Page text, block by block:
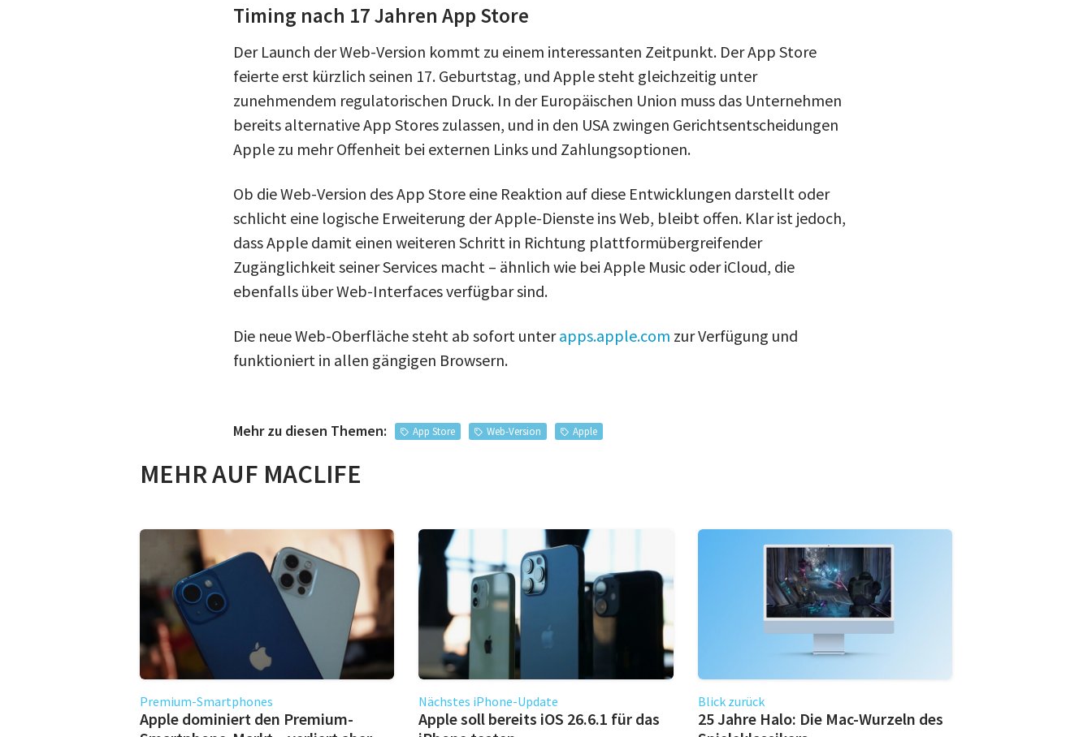
Timing nach 17 Jahren App Store
Der Launch der Web-Version kommt zu einem interessanten Zeitpunkt. Der App Store
feierte erst kürzlich seinen 17. Geburtstag, und Apple steht gleichzeitig unter
zunehmendem regulatorischen Druck. In der Europäischen Union muss das Unternehmen
bereits alternative App Stores zulassen, und in den USA zwingen Gerichtsentscheidungen
Apple zu mehr Offenheit bei externen Links und Zahlungsoptionen.
Ob die Web-Version des App Store eine Reaktion auf diese Entwicklungen darstellt oder
schlicht eine logische Erweiterung der Apple-Dienste ins Web, bleibt offen. Klar ist jedoch,
dass Apple damit einen weiteren Schritt in Richtung plattformübergreifender
Zugänglichkeit seiner Services macht – ähnlich wie bei Apple Music oder iCloud, die
ebenfalls über Web-Interfaces verfügbar sind.
Die neue Web-Oberfläche steht ab sofort unterapps.apple.com zur Verfügung und
funktioniert in allen gängigen Browsern.
Mehr zu diesen Themen: App Store Web-Version Apple
MEHR AUF MACLIFE
Premium-Smartphones
Apple dominiert den Premium-
Nächstes iPhone-Update
Apple soll bereits iOS 26.6.1 für das
Blick zurück
25 Jahre Halo: Die Mac-Wurzeln des